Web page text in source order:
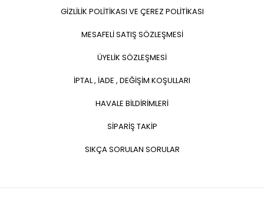
GİZLİLİK POLİTİKASI VE ÇEREZ POLİTİKASI
MESAFELİ SATIŞ SÖZLEŞMESİ
ÜYELİK SÖZLEŞMESİ
İPTAL , İADE , DEĞİŞİM KOŞULLARI
HAVALE BİLDİRİMLERİ
SİPARİŞ TAKİP
SIKÇA SORULAN SORULAR